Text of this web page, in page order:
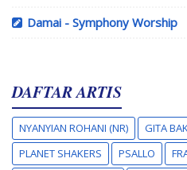
Damai - Symphony Worship
DAFTAR ARTIS
NYANYIAN ROHANI (NR) GITA
PLANET SHAKERS
PSALLO